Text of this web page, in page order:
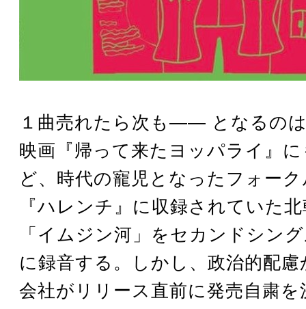
１曲売れたら次も―― となるの
映画『帰って来たヨッパライ』
ど、時代の寵児となったフォー
『ハレンチ』に収録されていた
「イムジン河」をセカンドシン
に録音する。しかし、政治的配
会社がリリース直前に発売自粛を